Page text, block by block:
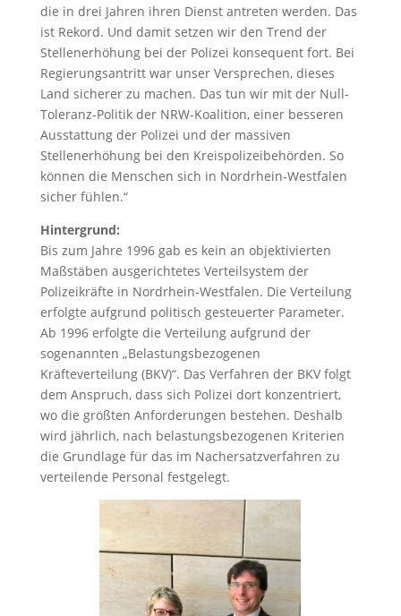
die in drei Jahren ihren Dienst antreten werden. Das
ist Rekord. Und damit setzen wir den Trend der
Stellenerhöhung bei der Polizei konsequent fort. Bei
Regierungsantritt war unser Versprechen, dieses
Land sicherer zu machen. Das tun wir mit der Null-
Toleranz-Politik der NRW-Koalition, einer besseren
Ausstattung der Polizei und der massiven
Stellenerhöhung bei den Kreispolizeibehörden. So
können die Menschen sich in Nordrhein-Westfalen
sicher fühlen.“
Hintergrund:
Bis zum Jahre 1996 gab es kein an objektivierten
Maßstäben ausgerichtetes Verteilsystem der
Polizeikräfte in Nordrhein-Westfalen. Die Verteilung
erfolgte aufgrund politisch gesteuerter Parameter.
Ab 1996 erfolgte die Verteilung aufgrund der
sogenannten „Belastungsbezogenen
Kräfteverteilung (BKV)“. Das Verfahren der BKV folgt
dem Anspruch, dass sich Polizei dort konzentriert,
wo die größten Anforderungen bestehen. Deshalb
wird jährlich, nach belastungsbezogenen Kriterien
die Grundlage für das im Nachersatzverfahren zu
verteilende Personal festgelegt.